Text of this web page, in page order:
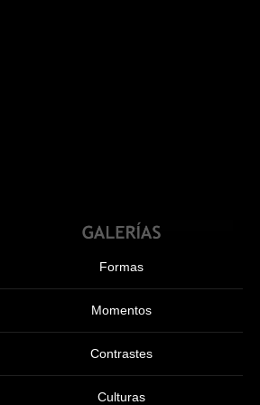
Formas
Momentos
Contrastes
Culturas